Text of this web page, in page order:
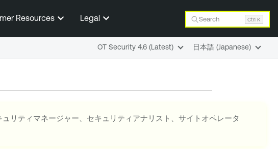
Resources Legal Search Ctrl K
リティマネージャー、セキュリティアナリスト、サイトオペレータ
OT Security 4.6 (Latest) 日本語 (Japanese)